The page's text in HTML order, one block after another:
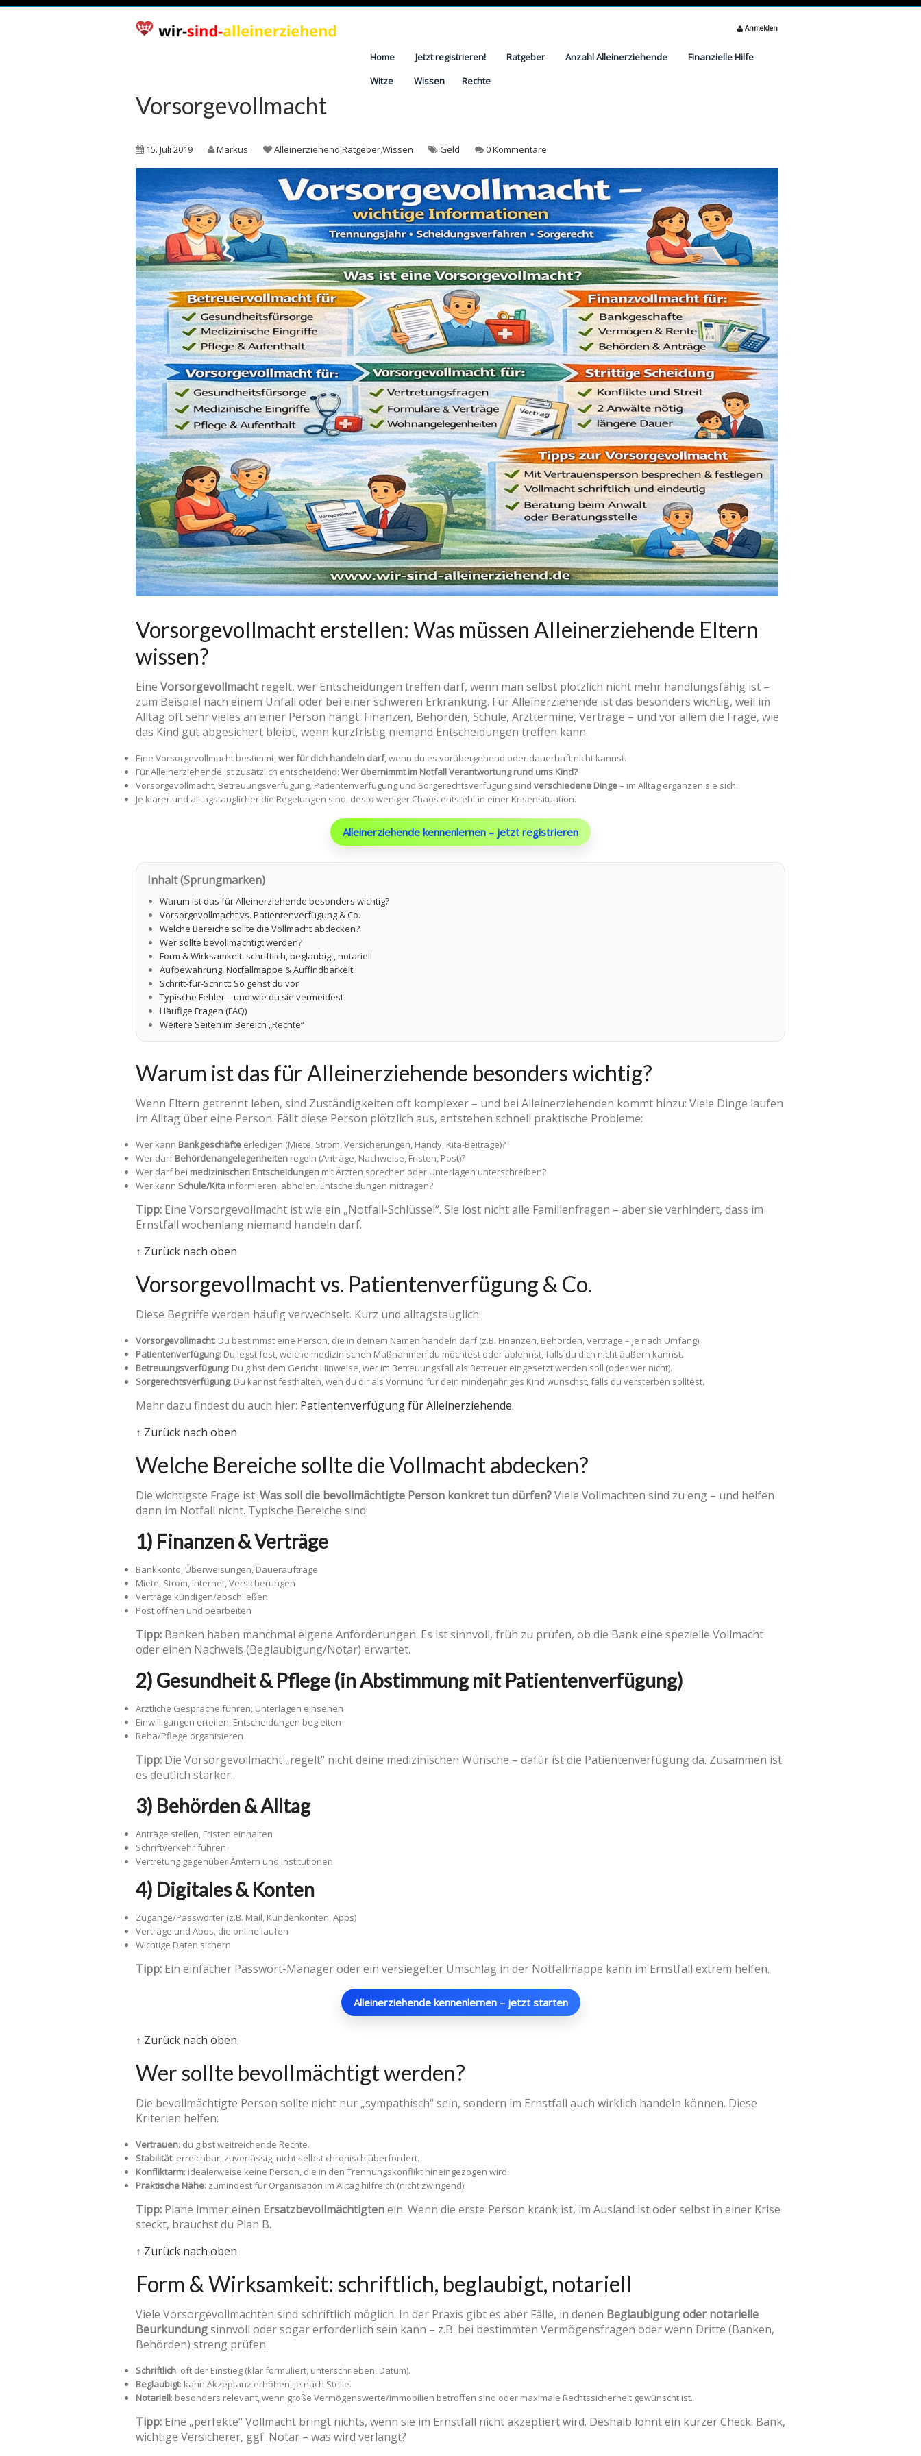
Anmelden
Home Jetzt registrieren! Ratgeber Anzahl Alleinerziehende
Finanzielle Hilfe
Witze
Wissen Rechte
Vorsorgevollmacht
15. Juli 2019 Markus Alleinerziehend,Ratgeber,Wissen Geld 0 Kommentare
Vorsorgevollmacht erstellen: Was müssen Alleinerziehende Eltern
wissen?
Eine Vorsorgevollmachtregelt, wer Entscheidungen treffen darf, wenn man selbst plötzlich nicht mehr handlungsfähig ist –
zum Beispiel nach einem Unfall oder bei einer schweren Erkrankung. Für Alleinerziehende ist das besonders wichtig, weil im
Alltag oft sehr vieles an einer Person hängt: Finanzen, Behörden, Schule, Arzttermine, Verträge – und vor allem die Frage, wie
das Kind gut abgesichert bleibt, wenn kurzfristig niemand Entscheidungen treffen kann.
Eine Vorsorgevollmacht bestimmt,wer für dich handeln darf, wenn du es vorübergehend oder dauerhaft nicht kannst.
Für Alleinerziehende ist zusätzlich entscheidend: Wer übernimmt im Notfall Verantwortung rund ums Kind?
Vorsorgevollmacht, Betreuungsverfügung, Patientenverfügung und Sorgerechtsverfügung sind verschiedene Dinge– im Alltag ergänzen sie sich.
Je klarer und alltagstauglicher die Regelungen sind, desto weniger Chaos entsteht in einer Krisensituation.
Alleinerziehende kennenlernen – jetzt registrieren
Inhalt (Sprungmarken)
Warum ist das für Alleinerziehende besonders wichtig?
Vorsorgevollmacht vs. Patientenverfügung & Co.
Welche Bereiche sollte die Vollmacht abdecken?
Wer sollte bevollmächtigt werden?
Form & Wirksamkeit: schriftlich, beglaubigt, notariell
Aufbewahrung, Notfallmappe & Auffindbarkeit
Schritt-für-Schritt: So gehst du vor
Typische Fehler – und wie du sie vermeidest
Häufige Fragen (FAQ)
Weitere Seiten im Bereich „Rechte“
Warum ist das für Alleinerziehende besonders wichtig?
Wenn Eltern getrennt leben, sind Zuständigkeiten oft komplexer – und bei Alleinerziehenden kommt hinzu: Viele Dinge laufen
im Alltag über eine Person. Fällt diese Person plötzlich aus, entstehen schnell praktische Probleme:
Wer kann Bankgeschäfte erledigen (Miete, Strom, Versicherungen, Handy, Kita-Beiträge)?
Wer darfBehördenangelegenheiten regeln (Anträge, Nachweise, Fristen, Post)?
Wer darf bei medizinischen Entscheidungen mit Ärzten sprechen oder Unterlagen unterschreiben?
Wer kann Schule/Kita informieren, abholen, Entscheidungen mittragen?
Tipp: Eine Vorsorgevollmacht ist wie ein „Notfall-Schlüssel“. Sie löst nicht alle Familienfragen – aber sie verhindert, dass im
Ernstfall wochenlang niemand handeln darf.
↑ Zurück nach oben
Vorsorgevollmacht vs. Patientenverfügung & Co.
Diese Begriffe werden häufig verwechselt. Kurz und alltagstauglich:
Vorsorgevollmacht: Du bestimmst eine Person, die in deinem Namen handeln darf (z.B. Finanzen, Behörden, Verträge – je nach Umfang).
Patientenverfügung: Du legst fest, welche medizinischen Maßnahmen du möchtest oder ablehnst, falls du dich nicht äußern kannst.
Betreuungsverfügung: Du gibst dem Gericht Hinweise, wer im Betreuungsfall als Betreuer eingesetzt werden soll (oder wer nicht).
Sorgerechtsverfügung: Du kannst festhalten, wen du dir als Vormund für dein minderjähriges Kind wünschst, falls du versterben solltest.
Mehr dazu findest du auch hier: Patientenverfügung für Alleinerziehende.
↑ Zurück nach oben
Welche Bereiche sollte die Vollmacht abdecken?
Die wichtigste Frage ist: Was soll die bevollmächtigte Person konkret tun dürfen?Viele Vollmachten sind zu eng – und helfen
dann im Notfall nicht. Typische Bereiche sind:
1) Finanzen & Verträge
Bankkonto, Überweisungen, Daueraufträge
Miete, Strom, Internet, Versicherungen
Verträge kündigen/abschließen
Post öffnen und bearbeiten
Tipp: Banken haben manchmal eigene Anforderungen. Es ist sinnvoll, früh zu prüfen, ob die Bank eine spezielle Vollmacht
oder einen Nachweis (Beglaubigung/Notar) erwartet.
2) Gesundheit & Pflege (in Abstimmung mit Patientenverfügung)
Ärztliche Gespräche führen, Unterlagen einsehen
Einwilligungen erteilen, Entscheidungen begleiten
Reha/Pflege organisieren
Tipp: Die Vorsorgevollmacht „regelt“ nicht deine medizinischen Wünsche – dafür ist die Patientenverfügung da. Zusammen ist
es deutlich stärker.
3) Behörden & Alltag
Anträge stellen, Fristen einhalten
Schriftverkehr führen
Vertretung gegenüber Ämtern und Institutionen
4) Digitales & Konten
Zugänge/Passwörter (z.B. Mail, Kundenkonten, Apps)
Verträge und Abos, die online laufen
Wichtige Daten sichern
Tipp: Ein einfacher Passwort-Manager oder ein versiegelter Umschlag in der Notfallmappe kann im Ernstfall extrem helfen.
Alleinerziehende kennenlernen – jetzt starten
↑ Zurück nach oben
Wer sollte bevollmächtigt werden?
Die bevollmächtigte Person sollte nicht nur „sympathisch“ sein, sondern im Ernstfall auch wirklich handeln können. Diese
Kriterien helfen:
Vertrauen: du gibst weitreichende Rechte.
Stabilität: erreichbar, zuverlässig, nicht selbst chronisch überfordert.
Konfliktarm: idealerweise keine Person, die in den Trennungskonflikt hineingezogen wird.
Praktische Nähe: zumindest für Organisation im Alltag hilfreich (nicht zwingend).
Tipp: Plane immer einen Ersatzbevollmächtigtenein. Wenn die erste Person krank ist, im Ausland ist oder selbst in einer Krise
steckt, brauchst du Plan B.
↑ Zurück nach oben
Form & Wirksamkeit: schriftlich, beglaubigt, notariell
Viele Vorsorgevollmachten sind schriftlich möglich. In der Praxis gibt es aber Fälle, in denen Beglaubigung oder notarielle
Beurkundungsinnvoll oder sogar erforderlich sein kann – z.B. bei bestimmten Vermögensfragen oder wenn Dritte (Banken,
Behörden) streng prüfen.
Schriftlich: oft der Einstieg (klar formuliert, unterschrieben, Datum).
Beglaubigt: kann Akzeptanz erhöhen, je nach Stelle.
Notariell: besonders relevant, wenn große Vermögenswerte/Immobilien betroffen sind oder maximale Rechtssicherheit gewünscht ist.
Tipp: Eine „perfekte“ Vollmacht bringt nichts, wenn sie im Ernstfall nicht akzeptiert wird. Deshalb lohnt ein kurzer Check: Bank,
wichtige Versicherer, ggf. Notar – was wird verlangt?